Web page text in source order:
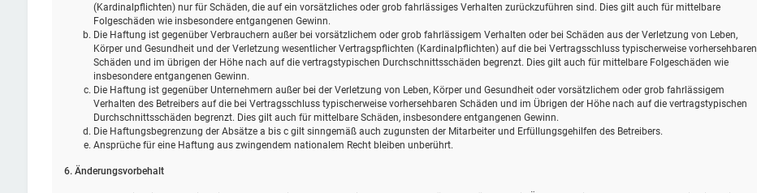
(Kardinalpflichten) nur für Schäden, die auf ein vorsätzliches oder grob fahrlässiges Verhalten zurückzuführen sind. Dies gilt auch für mittelbare
Folgeschäden wie insbesondere entgangenen Gewinn.
Die Haftung ist gegenüber Verbrauchern außer bei vorsätzlichem oder grob fahrlässigem Verhalten oder bei Schäden aus der Verletzung von Leben,
Körper und Gesundheit und der Verletzung wesentlicher Vertragspflichten (Kardinalpflichten) auf die bei Vertragsschluss typischerweise vorhersehbaren
Schäden und im übrigen der Höhe nach auf die vertragstypischen Durchschnittsschäden begrenzt. Dies gilt auch für mittelbare Folgeschäden wie
insbesondere entgangenen Gewinn.
Die Haftung ist gegenüber Unternehmern außer bei der Verletzung von Leben, Körper und Gesundheit oder vorsätzlichem oder grob fahrlässigem
Verhalten des Betreibers auf die bei Vertragsschluss typischerweise vorhersehbaren Schäden und im Übrigen der Höhe nach auf die vertragstypischen
Durchschnittsschäden begrenzt. Dies gilt auch für mittelbare Schäden, insbesondere entgangenen Gewinn.
Die Haftungsbegrenzung der Absätze a bis c gilt sinngemäß auch zugunsten der Mitarbeiter und Erfüllungsgehilfen des Betreibers.
Ansprüche für eine Haftung aus zwingendem nationalem Recht bleiben unberührt.
6. Änderungsvorbehalt